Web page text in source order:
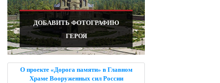
ДОБАВИТЬ ФОТОГРАФИЮ
ГЕРОЯ
О проекте «Дорога памяти» в Главном
Храме Вооруженных сил России